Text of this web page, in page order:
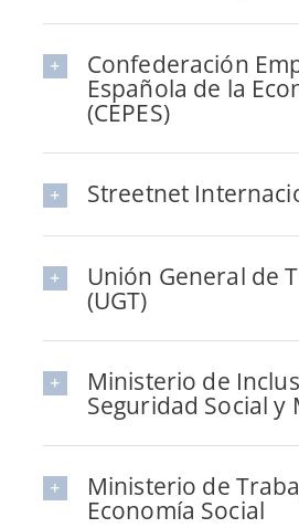
Confederación
Española de la
(CEPES)
Streetnet
Unión General de
(UGT)
Ministerio de
Seguridad Social y
Ministerio de
Economía Social